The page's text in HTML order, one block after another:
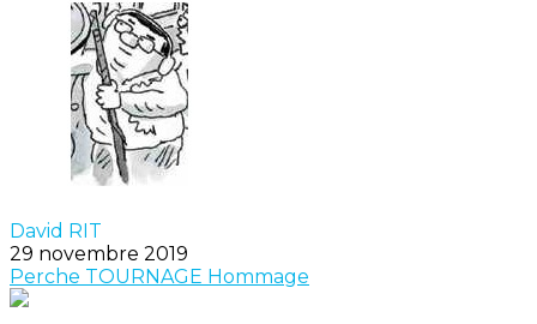
David RIT
29 novembre 2019
Perche TOURNAGE Hommage